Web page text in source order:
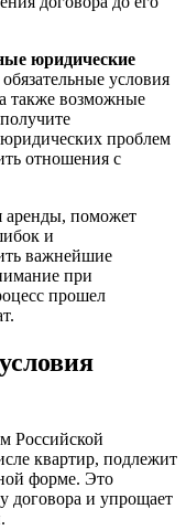
юридические
условия
также возможные
проблем
отношения с
аренды, поможет
и
важнейшие
при
прошел
Российской
квартир, подлежит
форме. Это
договора и упрощает